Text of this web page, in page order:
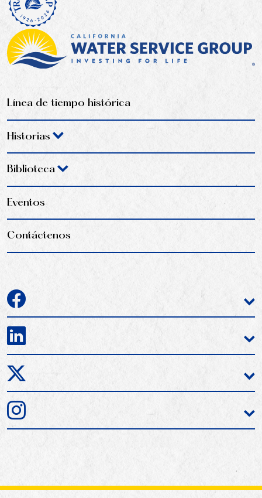
Línea de tiempo histórica
Historias
Biblioteca
Eventos
Contáctenos